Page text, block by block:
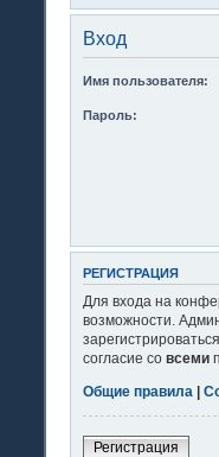
Вход
Имя пользователя:
Пароль:
РЕГИСТРАЦИЯ
Для входа на
возможности.
согласие со всеми
Общие правила |
Регистрация